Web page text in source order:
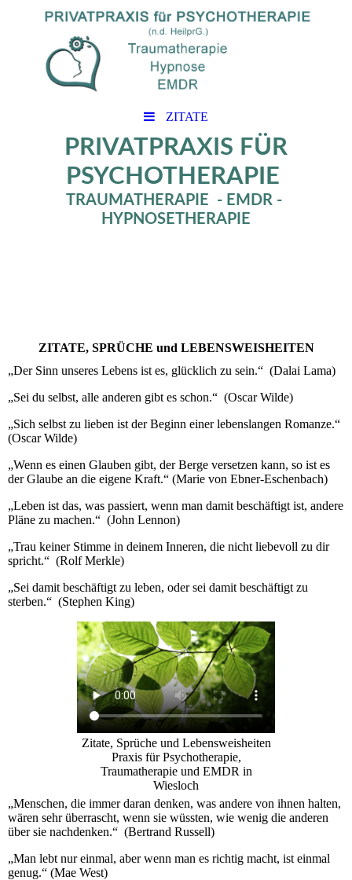
ZITATE
PRIVATPRAXIS FÜR
PSYCHOTHERAPIE
TRAUMATHERAPIE - EMDR -
HYPNOSETHERAPIE
ZITATE, SPRÜCHE und LEBENSWEISHEITEN
„Der Sinn unseres Lebens ist es, glücklich zu sein.“ (Dalai Lama)
„Sei du selbst, alle anderen gibt es schon.“ (Oscar Wilde)
„Sich selbst zu lieben ist der Beginn einer lebenslangen Romanze.“
(Oscar Wilde)
„Wenn es einen Glauben gibt, der Berge versetzen kann, so ist es
der Glaube an die eigene Kraft.“ (Marie von Ebner-Eschenbach)
„Leben ist das, was passiert, wenn man damit beschäftigt ist, andere
Pläne zu machen.“ (John Lennon)
„Trau keiner Stimme in deinem Inneren, die nicht liebevoll zu dir
spricht.“ (Rolf Merkle)
„Sei damit beschäftigt zu leben, oder sei damit beschäftigt zu
sterben.“ (Stephen King)
Zitate, Sprüche und Lebensweisheiten
Praxis für Psychotherapie,
Traumatherapie und EMDR in
Wiesloch
„Menschen, die immer daran denken, was andere von ihnen halten,
wären sehr überrascht, wenn sie wüssten, wie wenig die anderen
über sie nachdenken.“ (Bertrand Russell)
„Man lebt nur einmal, aber wenn man es richtig macht, ist einmal
genug.“ (Mae West)